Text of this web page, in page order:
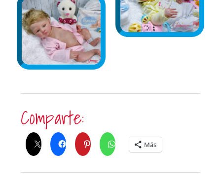
Comparte:
Más